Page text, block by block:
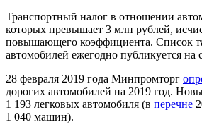
Транспортный налог в отношении
которых превышает 3 млн рублей,
повышающего коэффициента. Список
автомобилей ежегодно публикуется на
28 февраля 2019 года Минпромторг
дорогих автомобилей на 2019 год.
1 193 легковых автомобиля (в перечне
1 040 машин).